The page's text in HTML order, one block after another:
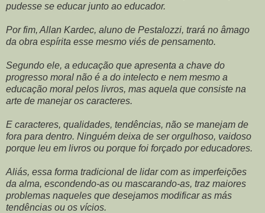
pudesse se educar junto ao educador.
Por fim, Allan Kardec, aluno de Pestalozzi, trará no âmago
da obra espírita esse mesmo viés de pensamento.
Segundo ele, a educação que apresenta a chave do
progresso moral não é a do intelecto e nem mesmo a
educação moral pelos livros, mas aquela que consiste na
arte de manejar os caracteres.
E caracteres, qualidades, tendências, não se manejam de
fora para dentro. Ninguém deixa de ser orgulhoso, vaidoso
porque leu em livros ou porque foi forçado por educadores.
Aliás, essa forma tradicional de lidar com as imperfeições
da alma, escondendo-as ou mascarando-as, traz maiores
problemas naqueles que desejamos modificar as más
tendências ou os vícios.